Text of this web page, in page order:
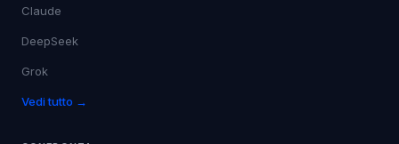
Claude
DeepSeek
Grok
Vedi tutto →